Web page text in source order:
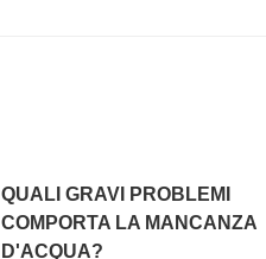
QUALI GRAVI PROBLEMI
COMPORTA LA MANCANZA
D'ACQUA?